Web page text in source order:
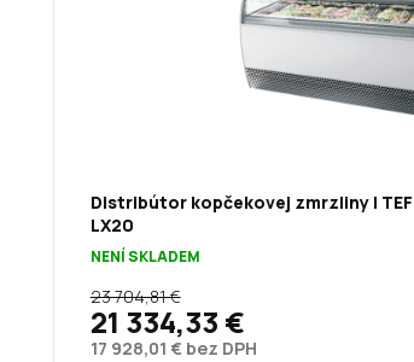
Distribútor kopčekovej zmrzliny |
LX20
NENÍ SKLADEM
17 928,01 € bez DPH
23 704,81 €
21 334,33 €